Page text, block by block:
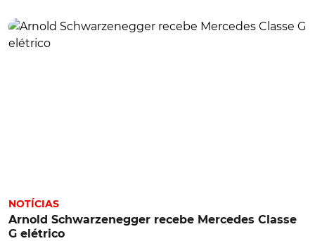
NOTÍCIAS
Arnold Schwarzenegger recebe Mercedes Classe
G elétrico